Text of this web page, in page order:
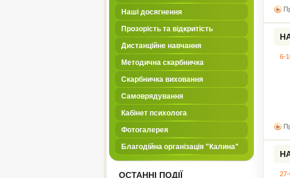
Наші досягнення
Прозорість та відкритість
Дистанційне навчання
Методична скарбничка
Скарбничка виховання
Самоврядування
Кабінет психолога
Фотогалерея
Благодійна організація "Калина"
ОСТАННІ ПОДІЇ
6-